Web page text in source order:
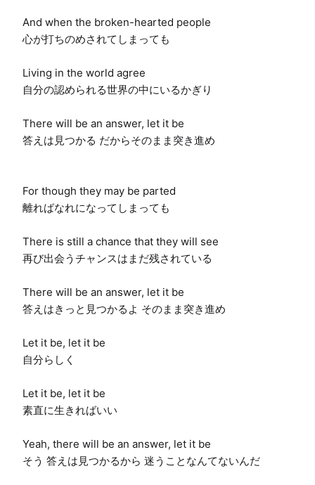
And when the broken-hearted people
心が打ちのめされてしまっても
Living in the world agree
自分の認められる世界の中にいるかぎり
There will be an answer, let it be
答えは見つかる だからそのまま突き進め
For though they may be parted
離ればなれになってしまっても
There is still a chance that they will see
再び出会うチャンスはまだ残されている
There will be an answer, let it be
答えはきっと見つかるよ そのまま突き進め
Let it be, let it be
自分らしく
Let it be, let it be
素直に生きればいい
Yeah, there will be an answer, let it be
そう 答えは見つかるから 迷うことなんてないんだ